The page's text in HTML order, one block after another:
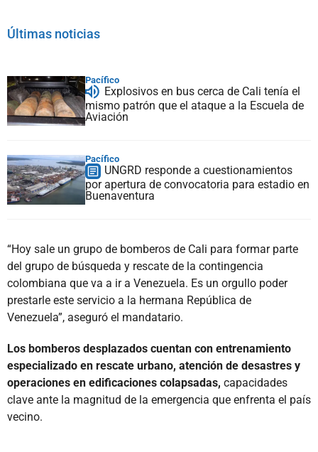
Últimas noticias
Pacífico
Explosivos en bus cerca de Cali tenía el
mismo patrón que el ataque a la Escuela de
Aviación
Pacífico
UNGRD responde a cuestionamientos
por apertura de convocatoria para estadio en
Buenaventura
“Hoy sale un grupo de bomberos de Cali para formar parte
del grupo de búsqueda y rescate de la contingencia
colombiana que va a ir a Venezuela. Es un orgullo poder
prestarle este servicio a la hermana República de
Venezuela”, aseguró el mandatario.
Los bomberos desplazados cuentan con entrenamiento
especializado en rescate urbano, atención de desastres y
operaciones en edificaciones colapsadas, capacidades
clave ante la magnitud de la emergencia que enfrenta el país
vecino.